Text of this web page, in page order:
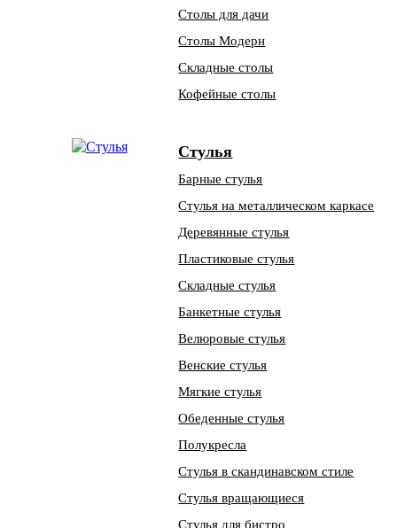
Столы для дачи
Столы Модерн
Складные столы
Кофейные столы
Стулья
Барные стулья
Стулья на металлическом каркасе
Деревянные стулья
Пластиковые стулья
Складные стулья
Банкетные стулья
Велюровые стулья
Венские стулья
Мягкие стулья
Обеденные стулья
Полукресла
Стулья в скандинавском стиле
Стулья вращающиеся
Стулья для бистро